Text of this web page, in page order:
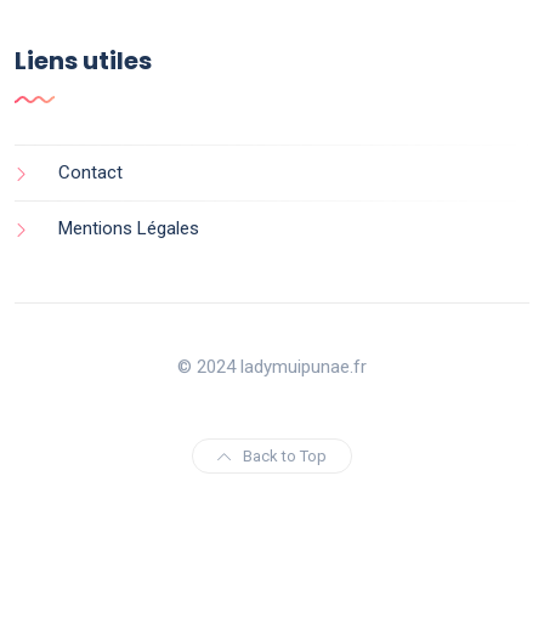
Liens utiles
Contact
Mentions Légales
© 2024 ladymuipunae.fr
Back to Top